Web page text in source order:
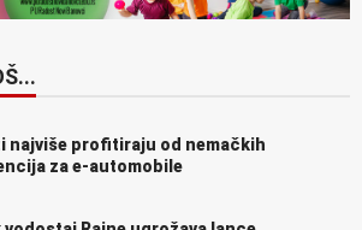
najviše profitiraju od nemačkih
za e-automobile